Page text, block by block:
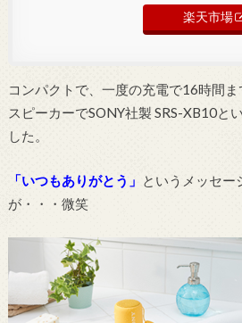
楽天市場
コンパクトで、一度の充電で16時間
スピーカーでSONY社製 SRS-XB10と
した。
「いつもありがとう」 というメッセー
が・・・微笑